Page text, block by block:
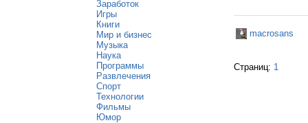
Заработок
Игры
Книги
Мир и бизнес
Музыка
Наука
Программы
Развлечения
Спорт
Технологии
Фильмы
Юмор
macrosans
Страниц: 1